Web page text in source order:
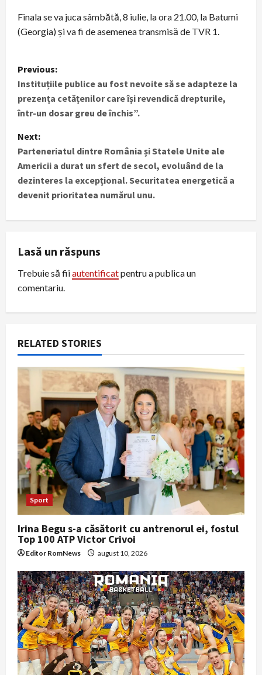
Finala se va juca sâmbătă, 8 iulie, la ora 21.00, la Batumi
(Georgia) și va fi de asemenea transmisă de TVR 1.
P
o
s
t
n
a
g
a
t
i
o
n
Previous:
Instituțiile publice au fost nevoite să se adapteze la
prezența cetățenilor care își revendică drepturile,
într-un dosar greu de închis”.
Next:
Parteneriatul dintre România și Statele Unite ale
Americii a durat un sfert de secol, evoluând de la
dezinteres la excepțional. Securitatea energetică a
devenit prioritatea numărul unu.
Lasă un răspuns
Trebuie să fiiautentificatpentru a publica un
comentariu.
RELATED STORIES
Sport
Irina Begu s-a căsătorit cu antrenorul ei, fostul
Top 100 ATP Victor Crivoi
Editor RomNews august 10, 2026